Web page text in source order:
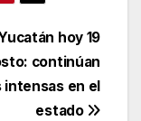
hoy 19
continúan
intensas en el
estado